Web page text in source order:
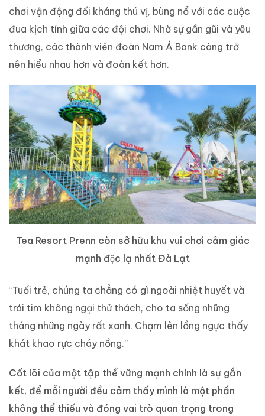
chơi vận động đối kháng thú vị, bùng nổ với các cuộc
đua kịch tính giữa các đội chơi. Nhờ sự gần gũi và yêu
thương, các thành viên đoàn Nam Á Bank càng trở
nên hiểu nhau hơn và đoàn kết hơn.
Tea Resort Prenn còn sở hữu khu vui chơi cảm giác
mạnh độc lạ nhất Đà Lạt
“Tuổi trẻ, chúng ta chẳng có gì ngoài nhiệt huyết và
trái tim không ngại thử thách, cho ta sống những
tháng những ngày rất xanh. Chạm lên lồng ngực thấy
khát khao rực cháy nồng.”
Cốt lõi của một tập thể vững mạnh chính là sự gắn
kết, để mỗi người đều cảm thấy mình là một phần
không thể thiếu và đóng vai trò quan trọng trong